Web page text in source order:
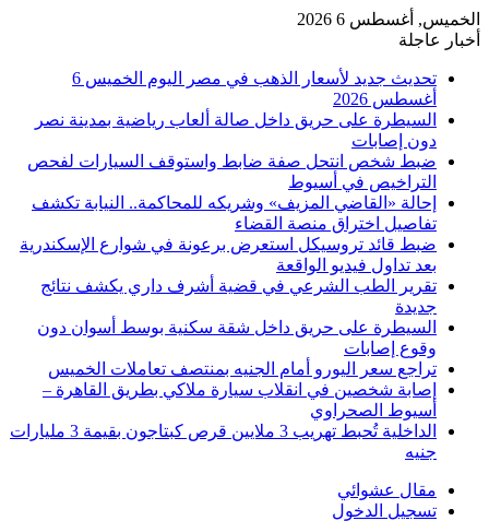
الخميس, أغسطس 6 2026
أخبار عاجلة
تحديث جديد لأسعار الذهب في مصر اليوم الخميس 6
أغسطس 2026
السيطرة على حريق داخل صالة ألعاب رياضية بمدينة نصر
دون إصابات
ضبط شخص انتحل صفة ضابط واستوقف السيارات لفحص
التراخيص في أسيوط
إحالة «القاضي المزيف» وشريكه للمحاكمة.. النيابة تكشف
تفاصيل اختراق منصة القضاء
ضبط قائد تروسيكل استعرض برعونة في شوارع الإسكندرية
بعد تداول فيديو الواقعة
تقرير الطب الشرعي في قضية أشرف داري يكشف نتائج
جديدة
السيطرة على حريق داخل شقة سكنية بوسط أسوان دون
وقوع إصابات
تراجع سعر اليورو أمام الجنيه بمنتصف تعاملات الخميس
إصابة شخصين في انقلاب سيارة ملاكي بطريق القاهرة –
أسيوط الصحراوي
الداخلية تُحبط تهريب 3 ملايين قرص كبتاجون بقيمة 3 مليارات
جنيه
مقال عشوائي
تسجيل الدخول